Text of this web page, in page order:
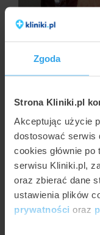
Zgoda
Strona Kliniki.pl
Akceptując użycie
dostosować serwis
cookies głównie
serwisu Kliniki.pl,
oraz zbierać dane
ustawienia plików
prywatności oraz